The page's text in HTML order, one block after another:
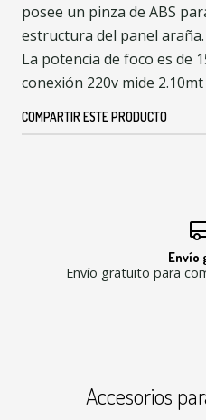
posee un pinza de ABS
estructura del panel araña.
La potencia de foco es de
conexión 220v mide
COMPARTIR ESTE PRODUCTO
Envío
Envío gratuito para
Accesorios